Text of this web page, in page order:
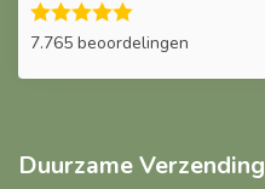
7.765 beoordelingen
Duurzame Verzending